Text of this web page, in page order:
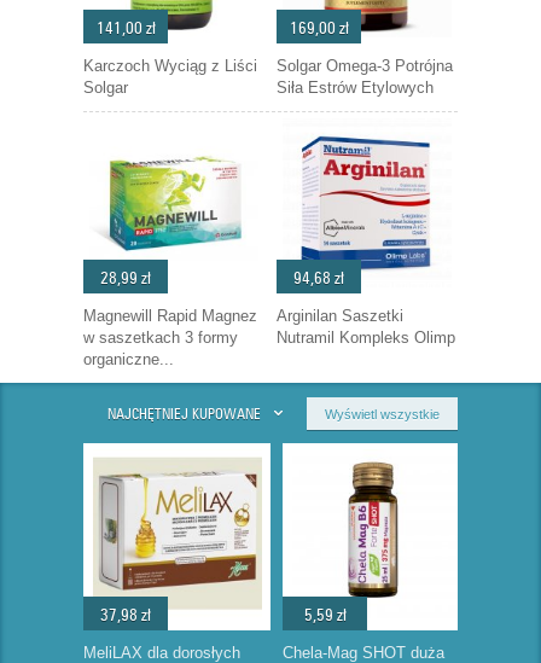
141,00 zł
Karczoch Wyciąg z Liści
Solgar
169,00 zł
Solgar Omega-3 Potrójna
Siła Estrów Etylowych
28,99 zł
Magnewill Rapid Magnez
w saszetkach 3 formy
organiczne...
94,68 zł
Arginilan Saszetki
Nutramil Kompleks Olimp
NAJCHĘTNIEJ KUPOWANE Wyświetl wszystkie
37,98 zł
MeliLAX dla dorosłych
5,59 zł
Chela-Mag SHOT duża